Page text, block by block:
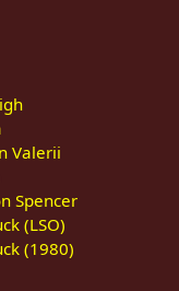
Valerii
Spencer
(LSO)
(1980)